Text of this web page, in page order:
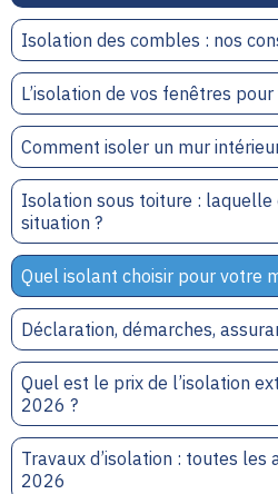
Isolation des combles : nos
L’isolation de vos fenêtres
Comment isoler un mur
Isolation sous toiture : laquelle
situation ?
Quel isolant choisir pour votre
Déclaration, démarches,
Quel est le prix de l’isolation
2026 ?
Travaux d’isolation : toutes les
2026